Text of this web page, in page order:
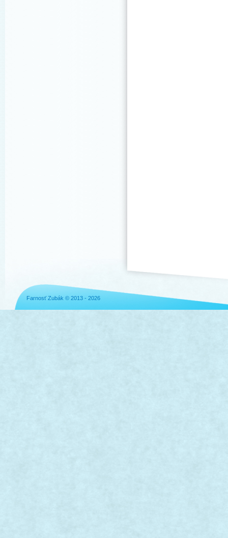
Farnosť Zubák © 2013 - 2026